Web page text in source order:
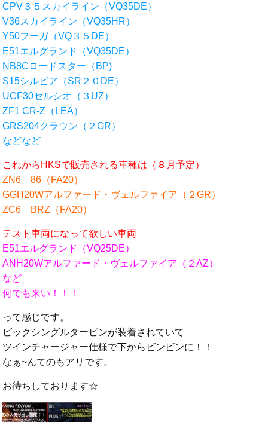
CPV３５スカイライン（VQ35DE）
V36スカイライン（VQ35HR）
Y50フーガ（VQ３５DE）
E51エルグランド（VQ35DE）
NB8Cロードスター（BP)
S15シルビア（SR２０DE）
UCF30セルシオ（３UZ）
ZF1 CR-Z（LEA）
GRS204クラウン（２GR）
などなど
これからHKSで販売される車種は（８月予定）
ZN6 86（FA20）
GGH20Wアルファード・ヴェルファイア（２GR）
ZC6 BRZ（FA20）
テスト車両になって欲しい車両
E51エルグランド（VQ25DE）
ANH20Wアルファード・ヴェルファイア（２AZ）
など
何でも来い！！！
って感じです。
ビックシングルタービンが装着されていて
ツインチャージャー仕様で下からビンビンに！！
なぁ~んてのもアリです。
お待ちしております☆